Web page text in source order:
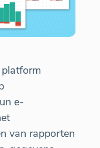
e-
van rapporten